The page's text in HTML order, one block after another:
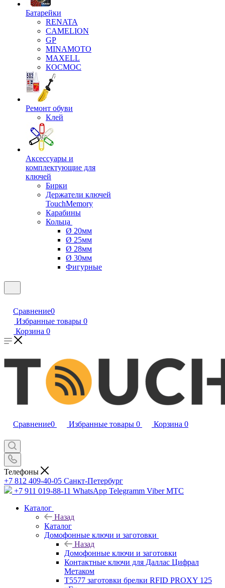
Батарейки
RENATA
CAMELION
GP
MINAMOTO
MAXELL
КОСМОС
Ремонт обуви
Клей
Аксессуары и
комплектующие для
ключей
Бирки
Держатели ключей
TouchMemory
Карабины
Кольца
Ø 20мм
Ø 25мм
Ø 28мм
Ø 30мм
Фигурные
Сравнение0
Избранные товары 0
Корзина 0
Сравнение0 Избранные товары 0 Корзина 0
Телефоны
+7 812 409-40-05 Санĸт-Петербург
+7 911 019-88-11 WhatsApp Telegramm Viber МТС
Каталог
Назад
Каталог
Домофонные ключи и заготовки
Назад
Домофонные ключи и заготовки
Контактные ключи для Даллас Цифрал
Метаком
T5577 заготовки брелки RFID PROXY 125